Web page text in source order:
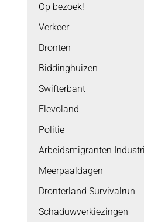
Op bezoek!
Verkeer
Dronten
Biddinghuizen
Swifterbant
Flevoland
Politie
Arbeidsmigranten
Meerpaaldagen
Dronterland Survivalrun
Schaduwverkiezingen